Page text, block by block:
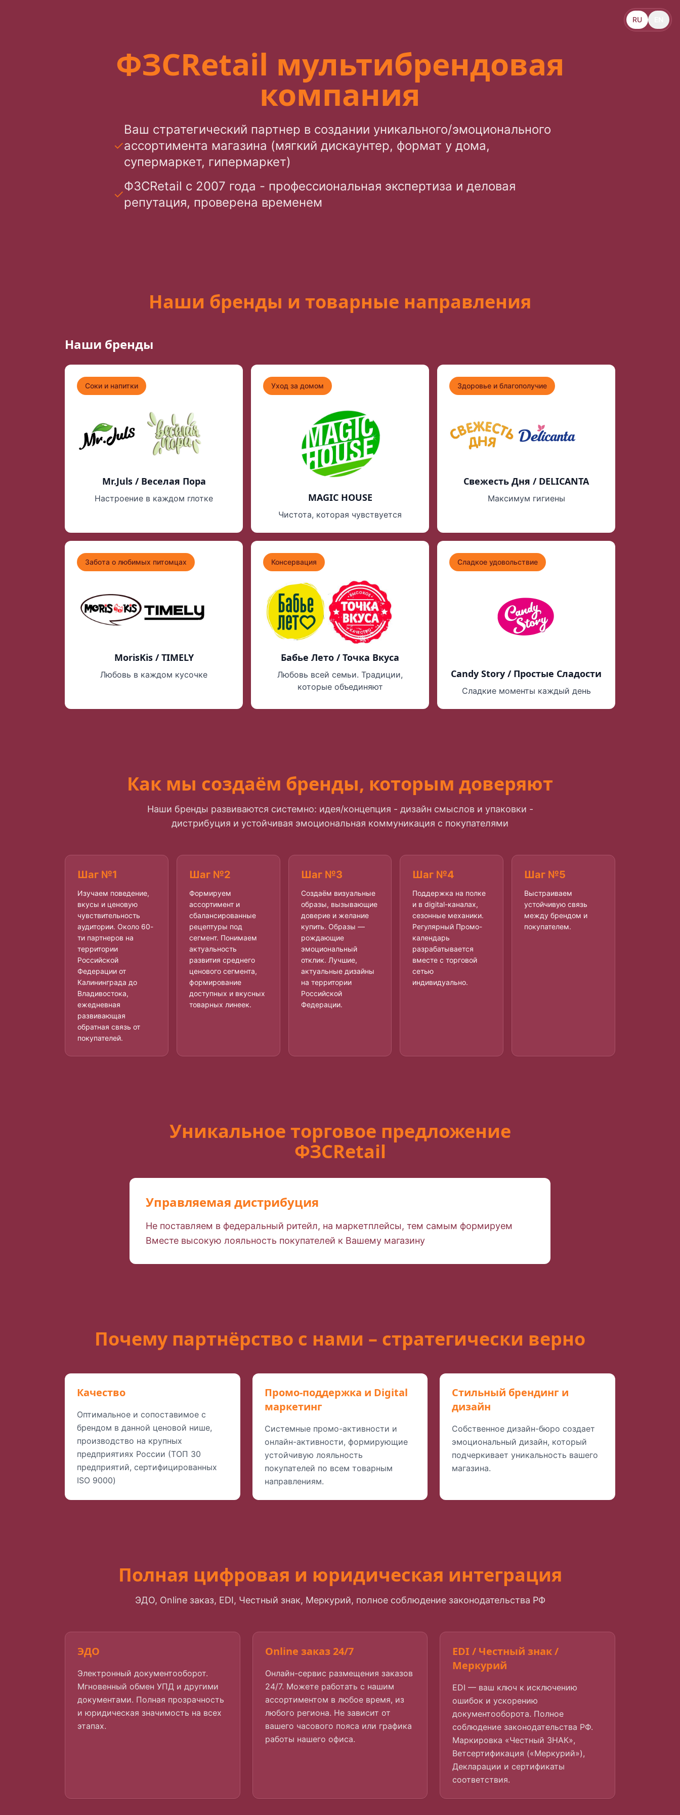
RU
ФЗСRetail мультибрендовая
компания
✓
Ваш стратегический партнер в создании уникального/эмоционального
ассортимента магазина (мягкий дискаунтер, формат у дома,
супермаркет, гипермаркет)
✓
ФЗСRetail с 2007 года - профессиональная экспертиза и деловая
репутация, проверена временем
Наши бренды и товарные направления
Наши бренды
Соки и напитки
Mr.Juls / Веселая Пора
Настроение в каждом глотке
Уход за домом
MAGIC HOUSE
Чистота, которая чувствуется
Здоровье и благополучие
Свежесть Дня / DELICANTA
Максимум гигиены
Забота о любимых питомцах
MorisKis / TIMELY
Любовь в каждом кусочке
Консервация
Бабье Лето / Точка Вкуса
Любовь всей семьи. Традиции,
которые объединяют
Сладкое удовольствие
Candy Story / Простые Сладости
Сладкие моменты каждый день
Как мы создаём бренды, которым доверяют
Наши бренды развиваются системно: идея/концепция - дизайн смыслов и упаковки -
дистрибуция и устойчивая эмоциональная коммуникация с покупателями
Шаг №1
Изучаем поведение,
вкусы и ценовую
чувствительность
аудитории. Около 60-
ти партнеров на
территории
Российской
Федерации от
Калининграда до
Владивостока,
ежедневная
развивающая
обратная связь от
покупателей.
Шаг №2
Формируем
ассортимент и
сбалансированные
рецептуры под
сегмент. Понимаем
актуальность
развития среднего
ценового сегмента,
формирование
доступных и вкусных
товарных линеек.
Шаг №3
Создаём визуальные
образы, вызывающие
доверие и желание
купить. Образы —
рождающие
эмоциональный
отклик. Лучшие,
актуальные дизайны
на территории
Российской
Федерации.
Шаг №4
Поддержка на полке
и в digital-каналах,
сезонные механики.
Регулярный Промо-
календарь
разрабатывается
вместе с торговой
сетью
индивидуально.
Шаг №5
Выстраиваем
устойчивую связь
между брендом и
покупателем.
Уникальное торговое предложение
ФЗСRetail
Управляемая дистрибуция
Не поставляем в федеральный ритейл, на маркетплейсы, тем самым формируем
Вместе высокую лояльность покупателей к Вашему магазину
Почему партнёрство с нами – стратегически верно
Качество
Оптимальное и сопоставимое с
брендом в данной ценовой нише,
производство на крупных
предприятиях России (ТОП 30
предприятий, сертифицированных
ISO 9000)
Промо-поддержка и Digital
маркетинг
Системные промо-активности и
онлайн-активности, формирующие
устойчивую лояльность
покупателей по всем товарным
направлениям.
Стильный брендинг и
дизайн
Собственное дизайн-бюро создает
эмоциональный дизайн, который
подчеркивает уникальность вашего
магазина.
Полная цифровая и юридическая интеграция
ЭДО, Online заказ, EDI, Честный знак, Меркурий, полное соблюдение законодательства РФ
ЭДО
Электронный документооборот.
Мгновенный обмен УПД и другими
документами. Полная прозрачность
и юридическая значимость на всех
этапах.
Online заказ 24/7
Онлайн-сервис размещения заказов
24/7. Можете работать с нашим
ассортиментом в любое время, из
любого региона. Не зависит от
вашего часового пояса или графика
работы нашего офиса.
EDI / Честный знак /
Меркурий
EDI — ваш ключ к исключению
ошибок и ускорению
документооборота. Полное
соблюдение законодательства РФ.
Маркировка «Честный ЗНАК»,
Ветсертификация («Меркурий»),
Декларации и сертификаты
соответствия.